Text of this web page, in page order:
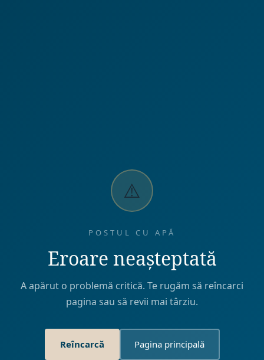
⚠️
POSTUL CU APĂ
Eroare neașteptată
A apărut o problemă critică. Te rugăm să reîncarci
pagina sau să revii mai târziu.
Reîncarcă Pagina principală